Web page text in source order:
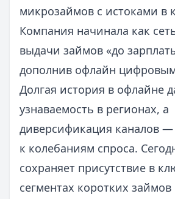
микрозаймов с истоками в
Компания начинала как
выдачи займов «до
дополнив офлайн
Долгая история в офлайне
узнаваемость в регионах, а
диверсификация каналов —
к колебаниям спроса.
сохраняет присутствие в
сегментах коротких